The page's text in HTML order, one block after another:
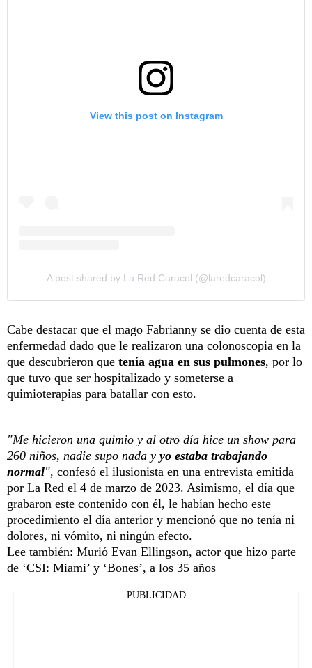
View this post on Instagram
A post shared by La Red Caracol (@laredcaracol)
Cabe destacar que el mago Fabrianny se dio cuenta de esta
enfermedad dado que le realizaron una colonoscopia en la
que descubrieron que tenía agua en sus pulmones, por lo
que tuvo que ser hospitalizado y someterse a
quimioterapias para batallar con esto.
"Me hicieron una quimio y al otro día hice un show para
260 niños, nadie supo nada y yo estaba trabajando
normal", confesó el ilusionista en una entrevista emitida
por La Red el 4 de marzo de 2023. Asimismo, el día que
grabaron este contenido con él, le habían hecho este
procedimiento el día anterior y mencionó que no tenía ni
dolores, ni vómito, ni ningún efecto.
Lee también: Murió Evan Ellingson, actor que hizo parte
de ‘CSI: Miami’ y ‘Bones’, a los 35 años
PUBLICIDAD